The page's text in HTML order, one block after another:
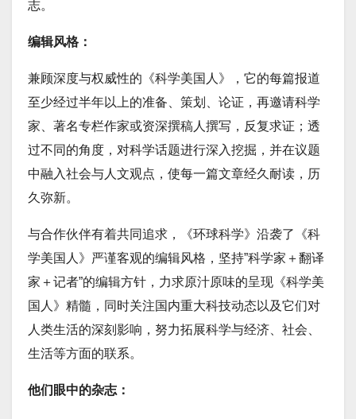
志。
编辑风格：
兼顾深度与权威性的《科学美国人》，它的每篇报道
至少经过半年以上的准备、策划、论证，再邀请科学
家、著名专栏作家或资深撰稿人撰写，反复求证；透
过不同的角度，对科学话题进行深入挖掘，并在议题
中融入社会与人文观点，使每一篇文章经久耐读，历
久弥新。
与合作伙伴有着共同追求，《环球科学》沿袭了《科
学美国人》严谨客观的编辑风格，坚持”科学家＋翻译
家＋记者”的编辑方针，力求原汁原味的呈现《科学美
国人》精髓，同时关注国内重大科技动态以及它们对
人类生活的深刻影响，努力拓展科学与经济、社会、
生活等方面的联系。
他们眼中的杂志：